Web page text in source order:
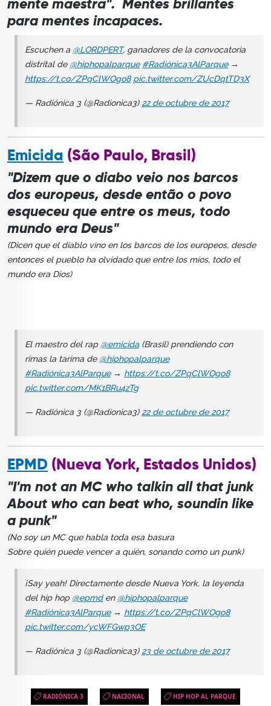
mente maestra". Mentes brillantes
para mentes incapaces.
Escuchen a @LORDPERT, ganadores de la convocatoria
distrital de @hiphopalparque #Radiónica3AlParque→
https://t.co/ZPqClWOgo8 pic.twitter.com/ZUcDqtTD3X
— Radiónica 3 (@Radionica3)22 de octubre de 2017
Emicida (São Paulo, Brasil)
"Dizem que o diabo veio nos barcos
dos europeus, desde então o povo
esqueceu que entre os meus, todo
mundo era Deus"
(Dicen que el diablo vino en los barcos de los europeos, desde
entonces el pueblo ha olvidado que entre los míos, todo el
mundo era Dios)
El maestro del rap @emicida (Brasil) prendiendo con
rimas la tarima de @hiphopalparque
#Radiónica3AlParque→ https://t.co/ZPqClWOgo8
pic.twitter.com/MK1BRu4zTg
— Radiónica 3 (@Radionica3)22 de octubre de 2017
EPMD (Nueva York, Estados Unidos)
"I'm not an MC who talkin all that junk
About who can beat who, soundin like
a punk"
(No soy un MC que habla toda esa basura
Sobre quién puede vencer a quién, sonando como un punk)
¡Say yeah! Directamente desde Nueva York, la leyenda
del hip hop @epmden @hiphopalparque
#Radiónica3AlParque→ https://t.co/ZPqClWOgo8
pic.twitter.com/ycWFGwp3OE
— Radiónica 3 (@Radionica3)23 de octubre de 2017
RADIÓNICA 3 NACIONAL HIP HOP AL PARQUE